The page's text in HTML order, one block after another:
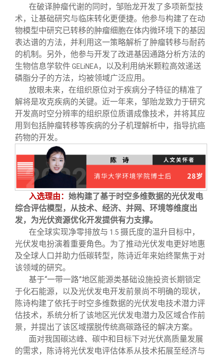
在破译肿瘤代谢的同时，邹贻龙开发了多项新型技
术，让基础研究与临床转化更便捷。他参与构建了在动
物模型中研究已转移的肿瘤细胞在体内微环境下的基因
表达谱的方法，并利用这一策略解析了肿瘤转移与耐药
的机制。另外，他参与开发了改进基因通路分析方法的
生物信息学软件GELiNEA，以及利用纳米颗粒高效递送
磷脂分子的方法，均被领域广泛应用。
放眼未来，在组织原位对于疾病分子特征的精准了
解将是攻克疾病的关键。近一年来，邹贻龙致力于研究
开发高时空分辨率的组织原位质谱成像技术，并将其应
用到包括肿瘤转移等疾病的分子机理解析中，指导抗癌
药物的开发。
入选理由： 她构建了基于时空多维数据的光伏发电
综合评估模型，从技术、经济、并网、环境等维度出
发，为光伏资源优化开发提供有力支撑。
在全球实现净零排放与 1.5 摄氏度的温升目标中，
光伏发电扮演着重要角色。为了推动光伏发电更好地惠
及全球人口并助力低碳转型，陈诗近年来始终聚焦于对
该领域的研究。
基于“一带一路”地区能源类基础设施投资长期锁定
于化石能源，以及光伏发电开发前景尚不明确的现状，
陈诗构建了依托于时空多维数据的光伏发电技术潜力评
估技术，系统分析了该地区光伏发电潜力及区域合作前
景，并提出了该区域摆脱传统高碳路径的解决方案。
面对我国碳达峰、碳中和目标下对光伏高质量发展
的需求，陈诗将光伏发电评估体系从技术拓展至经济与